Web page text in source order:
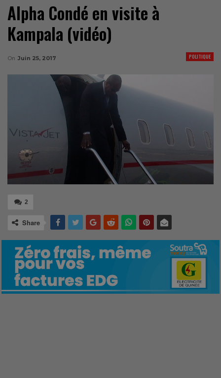
Alpha Condé en visite à
Kampala (vidéo)
POLITIQUE
On Juin 25, 2017
2
Share